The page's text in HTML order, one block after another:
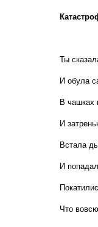
Ты
И обула
В чашках
И
Встала
И
Что